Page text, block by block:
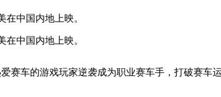
中国内地上映。
中国内地上映。
车的游戏玩家逆袭成为职业赛车手，打破赛车